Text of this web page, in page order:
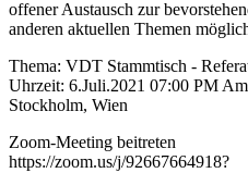
offener Austausch zur
anderen aktuellen Themen
Thema: VDT Stammtisch -
Uhrzeit: 6.Juli.2021 07:00 PM
Stockholm, Wien
Zoom-Meeting beitreten
https://zoom.us/j/92667664918?